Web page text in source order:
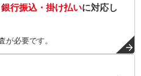
行振込・掛け払いに対応し
必要です。